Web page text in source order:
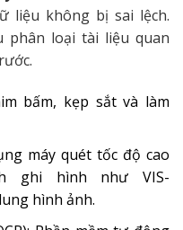
liệu không bị sai lệch.
phân loại tài liệu quan
bấm, kẹp sắt và làm
máy quét tốc độ cao
ghi hình như VIS-
hình ảnh.